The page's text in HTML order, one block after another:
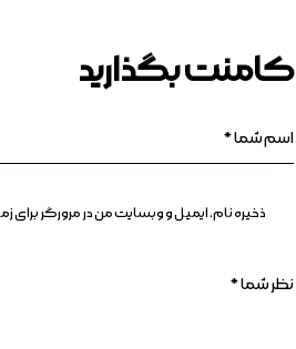
کامنت بگذارید
ذخیره نام، ایمیل و وبسایت من در مرورگر